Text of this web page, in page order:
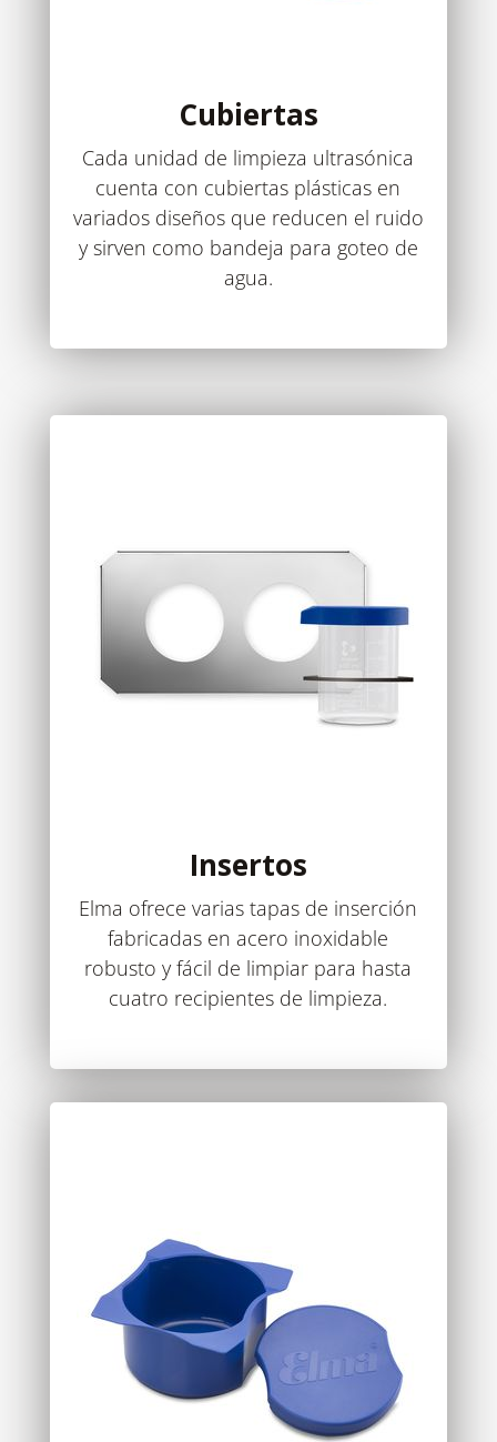
Cubiertas
Cada unidad de limpieza ultrasónica
cuenta con cubiertas plásticas en
variados diseños que reducen el ruido
y sirven como bandeja para goteo de
agua.
Insertos
Elma ofrece varias tapas de inserción
fabricadas en acero inoxidable
robusto y fácil de limpiar para hasta
cuatro recipientes de limpieza.